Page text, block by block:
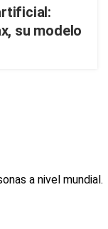
su modelo